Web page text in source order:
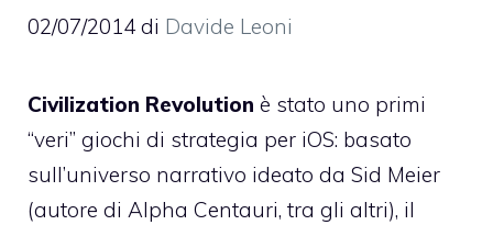
02/07/2014 di Davide Leoni
Civilization Revolution è stato uno primi
“veri” giochi di strategia per iOS: basato
sull’universo narrativo ideato da Sid Meier
(autore di Alpha Centauri, tra gli altri), il